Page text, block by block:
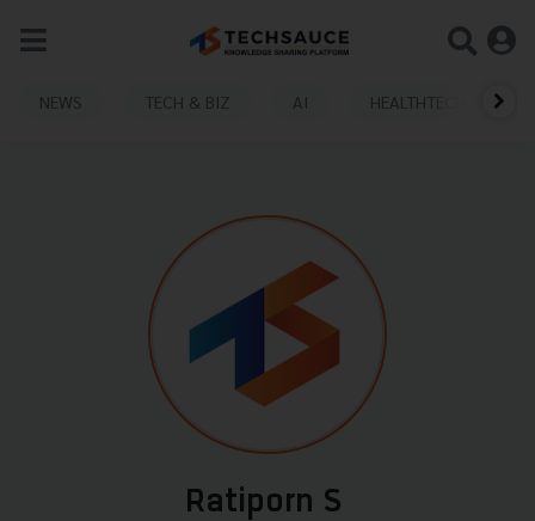
NEWS TECH & BIZ AI HEALTHTECH
Ratiporn S